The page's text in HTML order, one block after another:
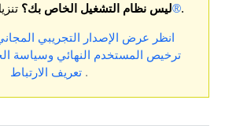
ليس نظام التشغيل الخاص بك؟ماك®.
* انظر عرض الإصدار التجريبي
ترخيص المستخدم النهائي وسياسة
تعريف الارتباط.